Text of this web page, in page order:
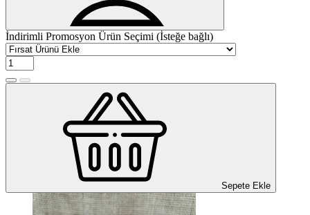
İndirimli Promosyon Ürün Seçimi (İsteğe bağlı)
Sepete Ekle